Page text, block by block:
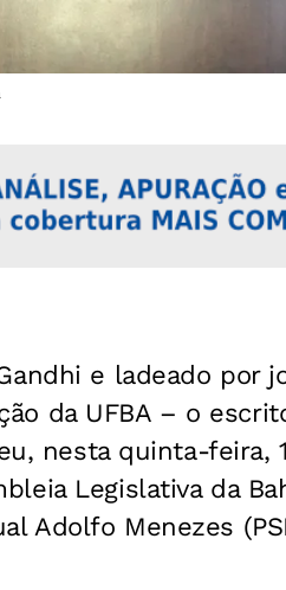
e ladeado por
da UFBA – o
nesta quinta-feira,
Legislativa da
Adolfo Menezes